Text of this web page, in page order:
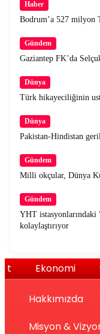
Haber
Bodrum’a 527 milyon
Gündem
Gaziantep FK’da
Dünya
Türk hikayeciliğinin
Dünya
Pakistan-Hindistan
Gündem
Milli okçular, Dünya
Gündem
YHT istasyonlarındaki
kolaylaştırıyor
Ekonomi
Hakkımızda
Misyon &